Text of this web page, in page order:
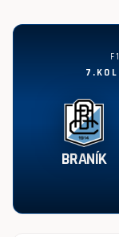
Braník - Junior
BRANÍK